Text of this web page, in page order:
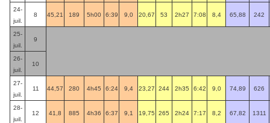
24-
juil.
8 45,21 189 5h00 6:39 9,0 20,67 53 2h27 7:08 8,4 65,88 242
25-
juil.
9
26-
juil.
10
27-
juil.
11 44,57 280 4h45 6:24 9,4 23,27 244 2h35 6:42 9,0 74,89 626
28-
juil.
12 41,8 885 4h36 6:37 9,1 19,75 265 2h24 7:17 8,2 67,82 1311